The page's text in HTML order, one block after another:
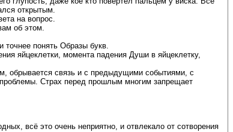
открытым.
на вопрос.
об этом.
понять Образы букв.
яйцеклетки, момента падения Души в яйцеклетку,
обрывается связь и с предыдущими событиями, с
Страх перед прошлым многим запрещает
всё это очень неприятно, и отвлекало от сотворения